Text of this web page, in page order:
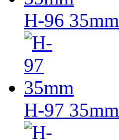
H-96 35mm
H-97 35mm